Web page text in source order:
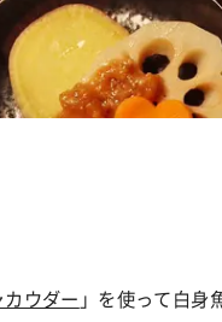
ウダー 」を使って白身